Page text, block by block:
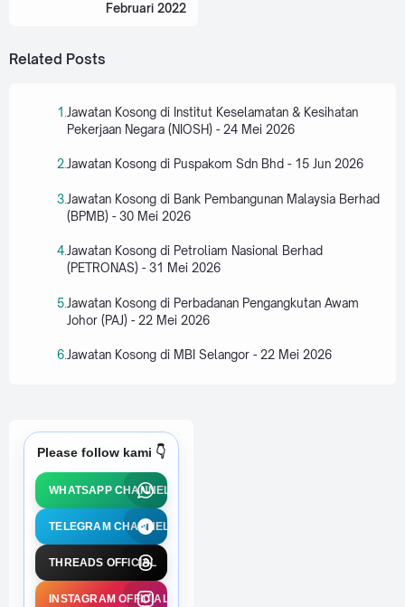
Februari 2022
Related Posts
Jawatan Kosong di Institut Keselamatan & Kesihatan
Pekerjaan Negara (NIOSH) - 24 Mei 2026
Jawatan Kosong di Puspakom Sdn Bhd - 15 Jun 2026
Jawatan Kosong di Bank Pembangunan Malaysia Berhad
(BPMB) - 30 Mei 2026
Jawatan Kosong di Petroliam Nasional Berhad
(PETRONAS) - 31 Mei 2026
Jawatan Kosong di Perbadanan Pengangkutan Awam
Johor (PAJ) - 22 Mei 2026
Jawatan Kosong di MBI Selangor - 22 Mei 2026
Please follow kami 👇
WHATSAPP CHANNEL
TELEGRAM CHANNEL
THREADS OFFICIAL
INSTAGRAM OFFICIAL